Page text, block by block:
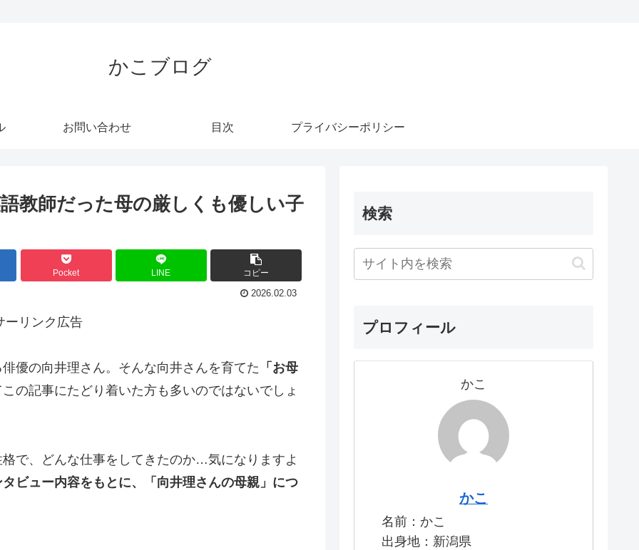
かこブログ
お問い合わせ 目次 プライバシーポリシー
教師だった母の厳しくも優しい子
Pocket LINE コピー
2026.02.03
ーリンク広告
優の向井理さん。そんな向井さんを育てた 「お母
の記事にたどり着いた方も多いのではないでしょ
で、どんな仕事をしてきたのか…気になりますよ
ビュー内容をもとに、「向井理さんの母親」につ
検索
プロフィール
かこ
かこ
名前：かこ
出身地：新潟県